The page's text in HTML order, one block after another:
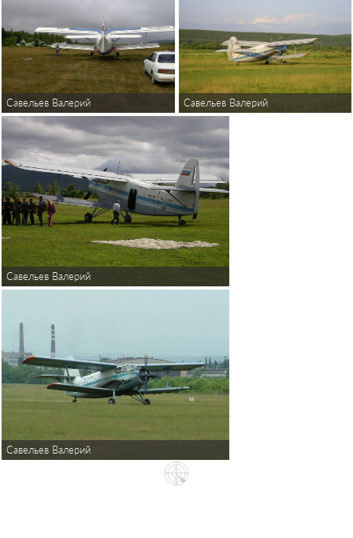
Савельев Валерий Савельев Валерий
Савельев Валерий
Савельев Валерий